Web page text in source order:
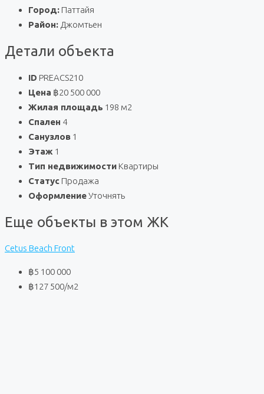
Город: Паттайя
Район: Джомтьен
Детали объекта
ID PREACS210
Цена ฿20 500 000
Жилая площадь 198 м2
Спален 4
Санузлов 1
Этаж 1
Тип недвижимости Квартиры
Статус Продажа
ОформлениеУточнять
Еще объекты в этом ЖК
Cetus Beach Front
฿5 100 000
฿127 500/м2